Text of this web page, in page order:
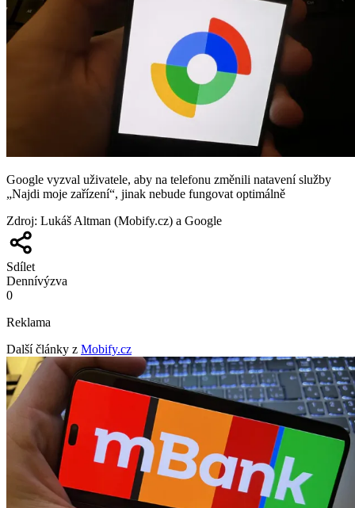
Google vyzval uživatele, aby na telefonu změnili natavení služby
„Najdi moje zařízení“, jinak nebude fungovat optimálně
Zdroj: Lukáš Altman (Mobify.cz) a Google
Sdílet
Dennívýzva
0
Reklama
Další články z Mobify.cz